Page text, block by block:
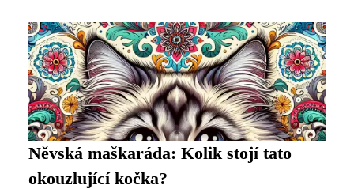
Něvská maškaráda: Kolik stojí tato
okouzlující kočka?